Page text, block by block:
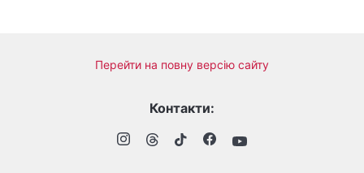
Перейти на повну версію сайту
Контакти: